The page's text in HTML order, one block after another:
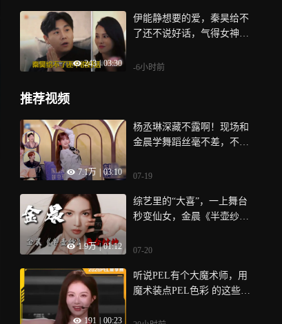
243 | 03:30
伊能静想要的爱，秦昊给不
了还不说好话，气得女神甩
-6小时前
推荐视频
7.1万 03:10
杨丞琳深藏不露啊！现场和
金晨学舞蹈丝毫不差，不愧
07-19
1.9万 | 01:12
综艺里的“大喜”，一上舞台
秒变仙女，金晨《半壶纱》
07-20
191 00:23
听说PEL有个大魔术师，用
魔术装点PEL色彩 的这些魔
个呢？